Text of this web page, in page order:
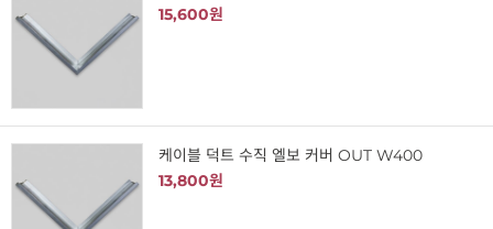
15,600원
케이블 덕트 수직 엘보 커버 OUT W400
13,800원